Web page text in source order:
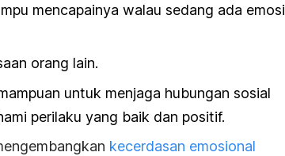
mencapainya walau sedang ada emosi
orang lain.
untuk menjaga hubungan sosial
perilaku yang baik dan positif.
kecerdasan emosional